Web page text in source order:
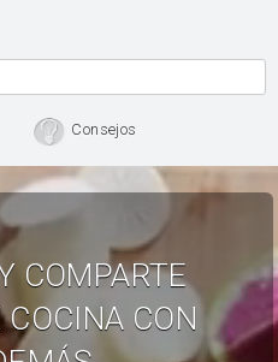
Consejos
COMPARTE
COCINA CON